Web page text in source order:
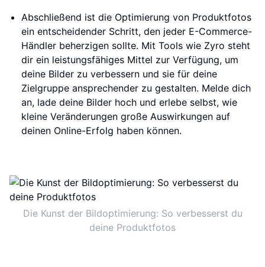
Abschließend ist die Optimierung von Produktfotos
ein entscheidender Schritt, den jeder E-Commerce-
Händler beherzigen sollte. Mit Tools wie Zyro steht
dir ein leistungsfähiges Mittel zur Verfügung, um
deine Bilder zu verbessern und sie für deine
Zielgruppe ansprechender zu gestalten. Melde dich
an, lade deine Bilder hoch und erlebe selbst, wie
kleine Veränderungen große Auswirkungen auf
deinen Online-Erfolg haben können.
Die Kunst der Bildoptimierung: So verbesserst du
deine Produktfotos